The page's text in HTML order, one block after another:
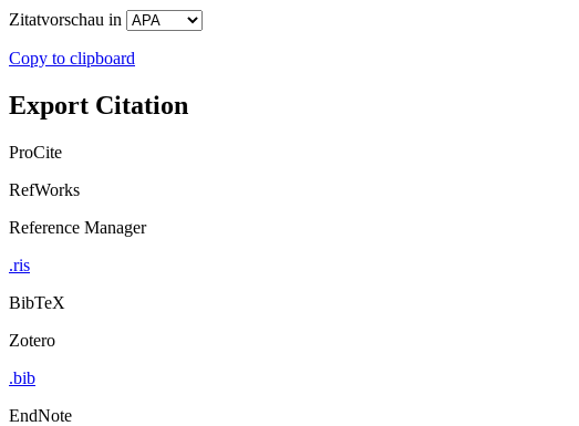
Zitatvorschau in
Copy to clipboard
Export Citation
ProCite
RefWorks
Reference Manager
.ris
BibTeX
Zotero
.bib
EndNote